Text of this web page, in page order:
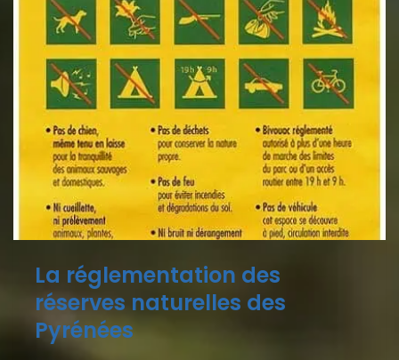
La réglementation des
réserves naturelles des
Pyrénées